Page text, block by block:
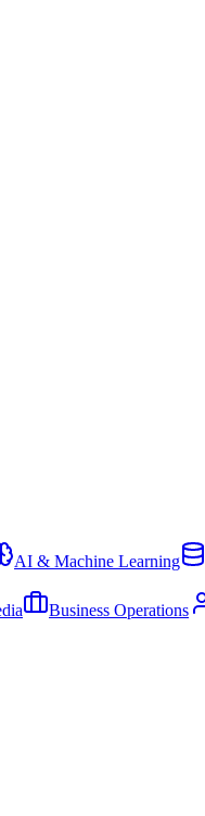
AI & Machine Learning
Business Operations